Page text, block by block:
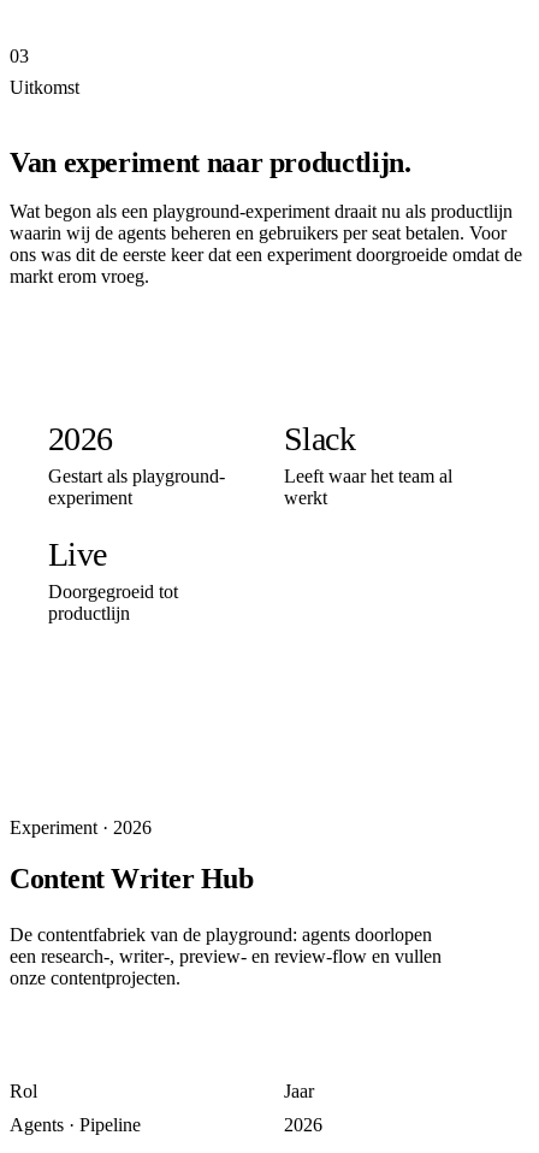
03
Uitkomst
Van experiment naar productlijn.
Wat begon als een playground-experiment draait nu als productlijn
waarin wij de agents beheren en gebruikers per seat betalen. Voor
ons was dit de eerste keer dat een experiment doorgroeide omdat de
markt erom vroeg.
2026
Gestart als playground-
experiment
Slack
Leeft waar het team al
werkt
Live
Doorgegroeid tot
productlijn
Experiment · 2026
Content Writer Hub
De contentfabriek van de playground: agents doorlopen
een research-, writer-, preview- en review-flow en vullen
onze contentprojecten.
Rol
Agents · Pipeline
Jaar
2026